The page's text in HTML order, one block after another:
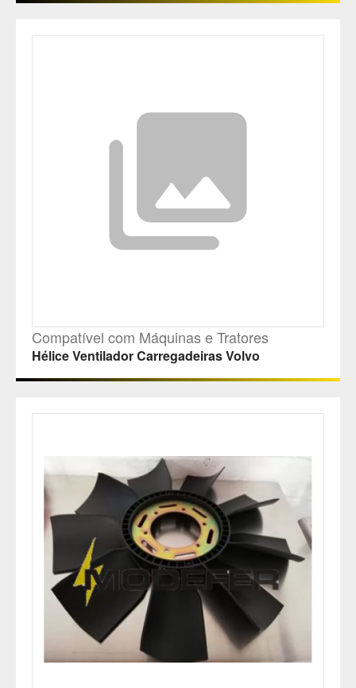
Compatível com Máquinas e Tratores
Hélice Ventilador Carregadeiras Volvo